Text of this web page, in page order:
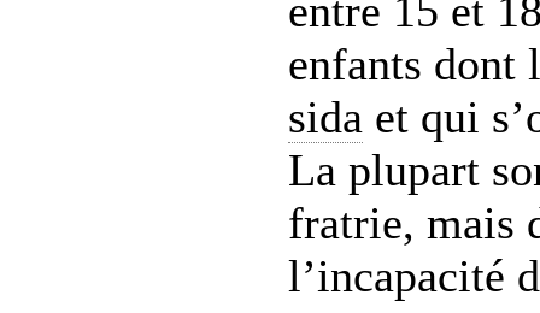
entre 15 et
enfants dont
sida et qui
La plupart
fratrie, mais
l’incapacité